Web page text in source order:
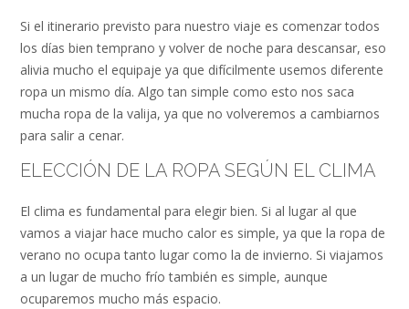
Si el itinerario previsto para nuestro viaje es comenzar todos
los días bien temprano y volver de noche para descansar, eso
alivia mucho el equipaje ya que difícilmente usemos diferente
ropa un mismo día. Algo tan simple como esto nos saca
mucha ropa de la valija, ya que no volveremos a cambiarnos
para salir a cenar.
ELECCIÓN DE LA ROPA SEGÚN EL CLIMA
El clima es fundamental para elegir bien. Si al lugar al que
vamos a viajar hace mucho calor es simple, ya que la ropa de
verano no ocupa tanto lugar como la de invierno. Si viajamos
a un lugar de mucho frío también es simple, aunque
ocuparemos mucho más espacio.